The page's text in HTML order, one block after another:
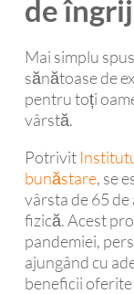
de
Mai simplu
sănătoase de
pentru toți
vârstă.
Potrivit
bunăstare, se
vârsta de 65
fizică. Acest
pandemiei,
ajungând cu
beneficii oferite